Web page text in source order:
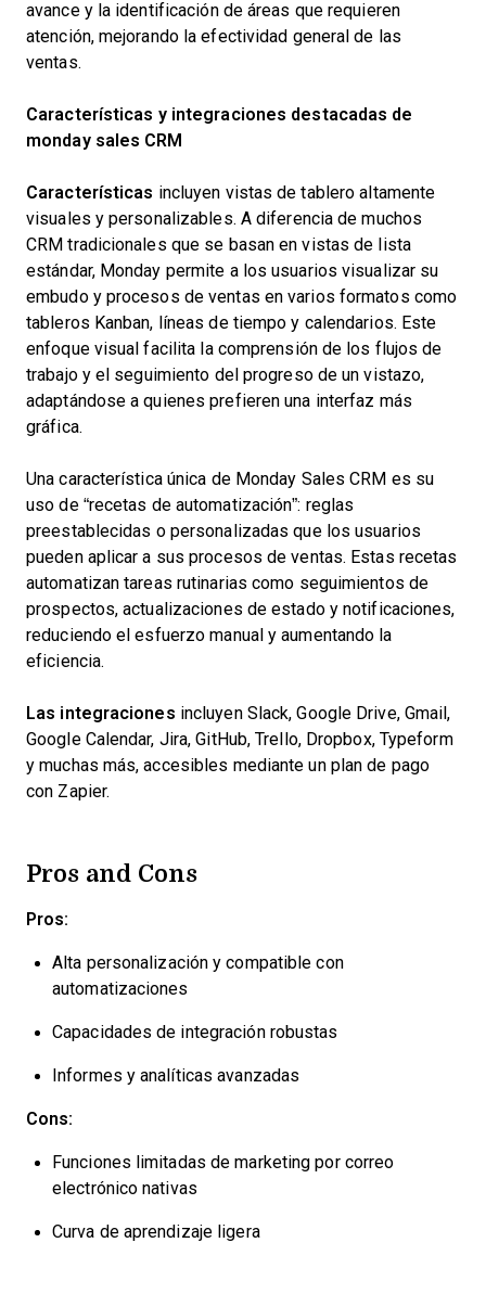
avance y la identificación de áreas que requieren
atención, mejorando la efectividad general de las
ventas.
Características y integraciones destacadas de
monday sales CRM
Características incluyen vistas de tablero altamente
visuales y personalizables. A diferencia de muchos
CRM tradicionales que se basan en vistas de lista
estándar, Monday permite a los usuarios visualizar su
embudo y procesos de ventas en varios formatos como
tableros Kanban, líneas de tiempo y calendarios. Este
enfoque visual facilita la comprensión de los flujos de
trabajo y el seguimiento del progreso de un vistazo,
adaptándose a quienes prefieren una interfaz más
gráfica.
Una característica única de Monday Sales CRM es su
uso de “recetas de automatización”: reglas
preestablecidas o personalizadas que los usuarios
pueden aplicar a sus procesos de ventas. Estas recetas
automatizan tareas rutinarias como seguimientos de
prospectos, actualizaciones de estado y notificaciones,
reduciendo el esfuerzo manual y aumentando la
eficiencia.
Las integraciones incluyen Slack, Google Drive, Gmail,
Google Calendar, Jira, GitHub, Trello, Dropbox, Typeform
y muchas más, accesibles mediante un plan de pago
con Zapier.
Pros and Cons
Pros:
Alta personalización y compatible con
automatizaciones
Capacidades de integración robustas
Informes y analíticas avanzadas
Cons:
Funciones limitadas de marketing por correo
electrónico nativas
Curva de aprendizaje ligera